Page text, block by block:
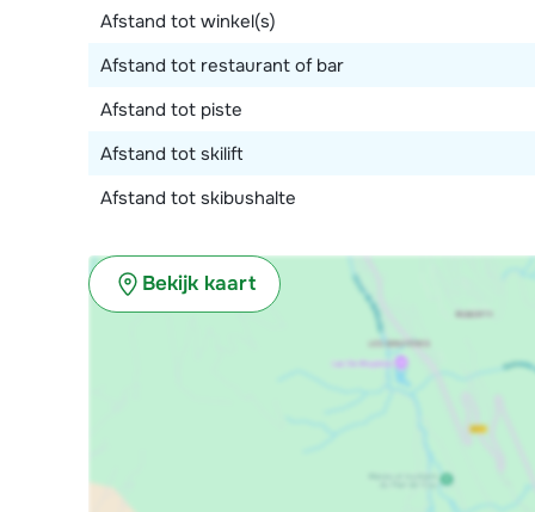
Afstand tot winkel(s)
Afstand tot restaurant of bar
Afstand tot piste
Afstand tot skilift
Afstand tot skibushalte
Bekijk kaart